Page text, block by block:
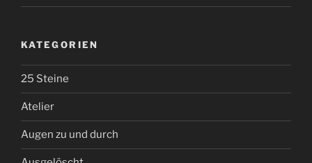
KATEGORIEN
25 Steine
Atelier
Augen zu und durch